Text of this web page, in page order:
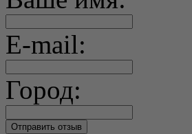
E-mail:
Город: